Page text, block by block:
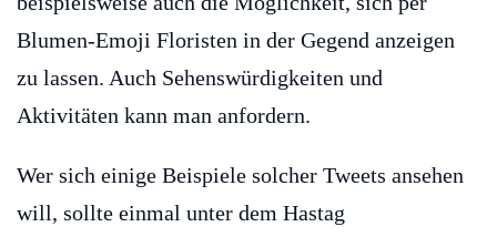
Blumen-Emoji Floristen in der Gegend anzeigen
zu lassen. Auch Sehenswürdigkeiten und
Aktivitäten kann man anfordern.
Wer sich einige Beispiele solcher Tweets ansehen
will, sollte einmal unter dem Hastag